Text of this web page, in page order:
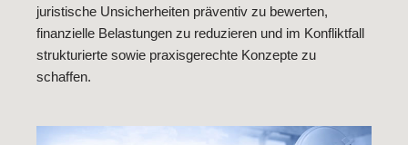
juristische Unsicherheiten präventiv zu bewerten,
finanzielle Belastungen zu reduzieren und im Konfliktfall
strukturierte sowie praxisgerechte Konzepte zu
schaffen.